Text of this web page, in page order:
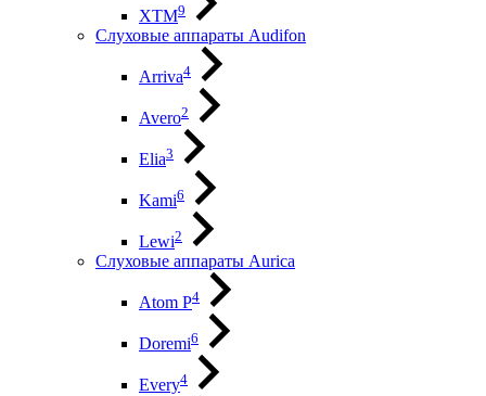
XTM9
Слуховые аппараты Audifon
Arriva4
Avero2
Elia3
Kami6
Lewi2
Слуховые аппараты Aurica
Atom P4
Doremi6
Every4